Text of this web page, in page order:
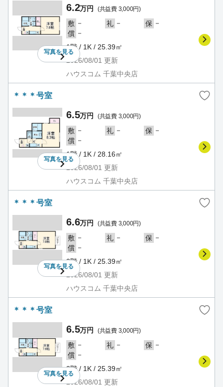
写真を見る
6.2万円 (共益費 3,000円)
敷 － 礼 － 保 －
償 －
1階 / 1K / 25.39㎡
2026/08/01 更新
ハウスコム 千葉中央店
＊＊＊号室
写真を見る
6.5万円 (共益費 3,000円)
敷 － 礼 － 保 －
償 －
1階 / 1K / 28.16㎡
2026/08/01 更新
ハウスコム 千葉中央店
＊＊＊号室
写真を見る
6.6万円 (共益費 3,000円)
敷 － 礼 － 保 －
償 －
2階 / 1K / 25.39㎡
2026/08/01 更新
ハウスコム 千葉中央店
＊＊＊号室
写真を見る
6.5万円 (共益費 3,000円)
敷 － 礼 － 保 －
償 －
2階 / 1K / 25.39㎡
2026/08/01 更新